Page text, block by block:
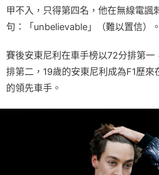
甲不入，只得第四名，他在無線電諷
句：「unbelievable」（難以置信）。
賽後安東尼利在車手榜以72分排第一
排第二，19歲的安東尼利成為F1歷來
的領先車手。